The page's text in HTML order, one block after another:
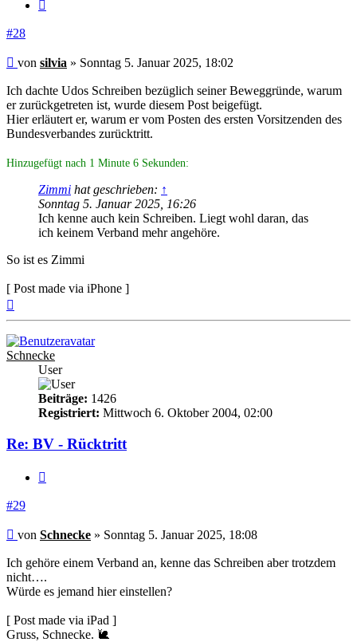
#28
Beitrag
von silvia » Sonntag 5. Januar 2025, 18:02
Ich dachte Udos Schreiben bezüglich seiner Beweggründe, warum
er zurückgetreten ist, wurde diesem Post beigefügt.
Hier erläutert er, warum er vom Posten des ersten Vorsitzenden des
Bundesverbandes zurücktritt.
Hinzugefügt nach 1 Minute 6 Sekunden:
Zimmi hat geschrieben: ↑
Sonntag 5. Januar 2025, 16:26
Ich kenne auch kein Schreiben. Liegt wohl daran, das
ich keinem Verband mehr angehöre.
So ist es Zimmi
[ Post made via iPhone ]
Schnecke
User
Beiträge: 1426
Registriert: Mittwoch 6. Oktober 2004, 02:00
Re: BV - Rücktritt
#29
Beitrag
von Schnecke » Sonntag 5. Januar 2025, 18:08
Ich gehöre einem Verband an, kenne das Schreiben aber trotzdem
nicht….
Würde es jemand hier einstellen?
[ Post made via iPad ]
Gruss, Schnecke. 🐌